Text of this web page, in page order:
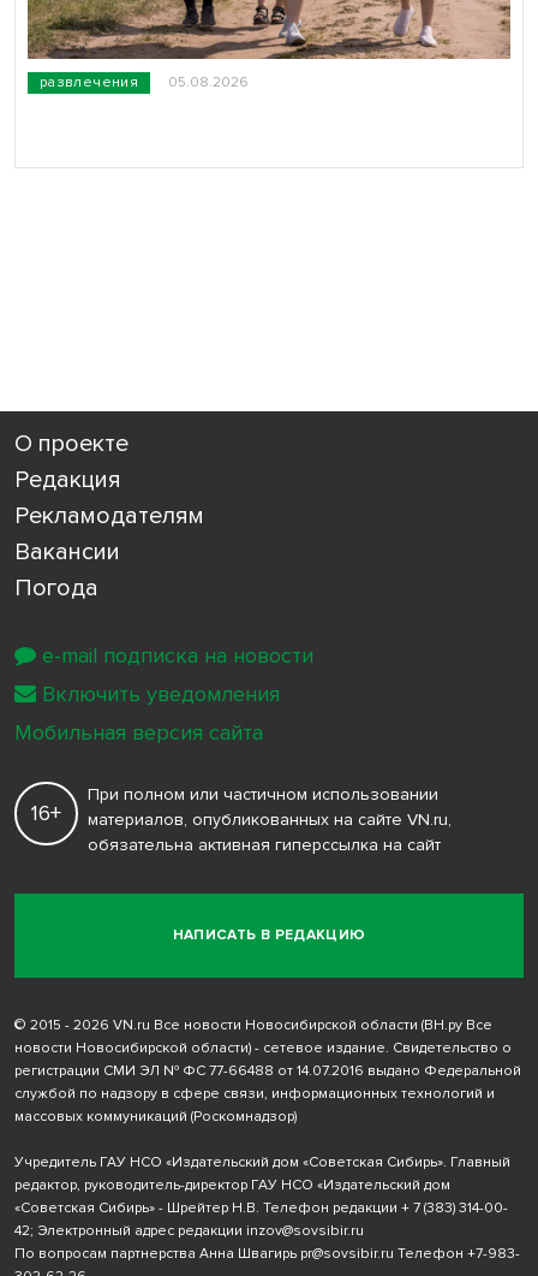
развлечения 05.08.2026
О проекте
Редакция
Рекламодателям
Вакансии
Погода
НАПИСАТЬ В РЕДАКЦИЮ
16+
При полном или частичном использовании
материалов, опубликованных на сайте VN.ru,
обязательна активная гиперссылка на сайт
© 2015 - 2026 VN.ru Все новости Новосибирской области (ВН.ру Все
новости Новосибирской области) - сетевое издание. Свидетельство о
регистрации СМИ ЭЛ № ФС 77-66488 от 14.07.2016 выдано Федеральной
службой по надзору в сфере связи, информационных технологий и
массовых коммуникаций (Роскомнадзор)
Учредитель ГАУ НСО «Издательский дом «Советская Сибирь». Главный
редактор, руководитель-директор ГАУ НСО «Издательский дом
«Советская Сибирь» - Шрейтер Н.В. Телефон редакции + 7 (383) 314-00-
42; Электронный адрес редакции inzov@sovsibir.ru
По вопросам партнерства Анна Швагирь pr@sovsibir.ru Телефон +7-983-
e-mail подписка на новости
Включить уведомления
Мобильная версия сайта